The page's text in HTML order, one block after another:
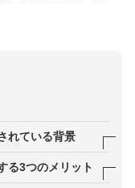
れている背景
る3つのメリット